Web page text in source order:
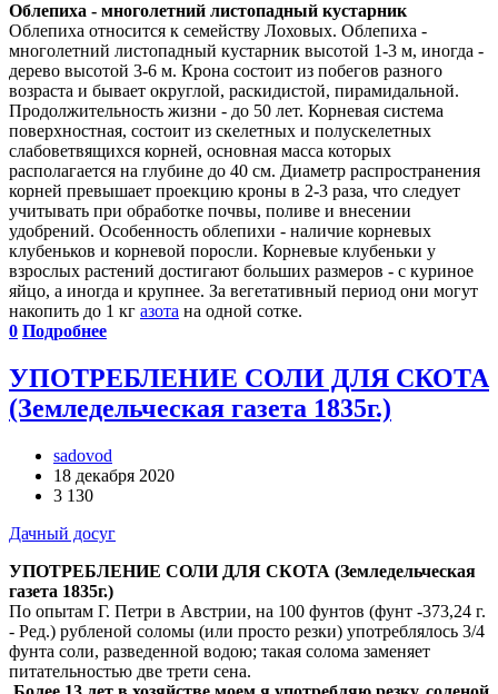
Облепиха - многолетний листопадный кустарник
Облепиха относится к семейству Лоховых. Облепиха -
многолетний листопадный кустарник высотой 1-3 м, иногда -
дерево высотой 3-6 м. Крона состоит из побегов разного
возраста и бывает округлой, раскидистой, пирамидальной.
Продолжительность жизни - до 50 лет. Корневая система
поверхностная, состоит из скелетных и полускелетных
слабоветвящихся корней, основная масса которых
располагается на глубине до 40 см. Диаметр распространения
корней превышает проекцию кроны в 2-3 раза, что следует
учитывать при обработке почвы, поливе и внесении
удобрений. Особенность облепихи - наличие корневых
клубеньков и корневой поросли. Корневые клубеньки у
взрослых растений достигают больших размеров - с куриное
яйцо, а иногда и крупнее. За вегетативный период они могут
накопить до 1 кг азота на одной сотке.
0 Подробнее
УПОТРЕБЛЕНИЕ СОЛИ ДЛЯ СКОТА
(Земледельческая газета 1835г.)
sadovod
18 декабря 2020
3 130
Дачный досуг
УПОТРЕБЛЕНИЕ СОЛИ ДЛЯ СКОТА (Земледельческая
газета 1835г.)
По опытам Г. Петри в Австрии, на 100 фунтов (фунт -373,24 г.
- Ред.) рубленой соломы (или просто резки) употреблялось 3/4
фунта соли, разведенной водою; такая солома заменяет
питательностью две трети сена.